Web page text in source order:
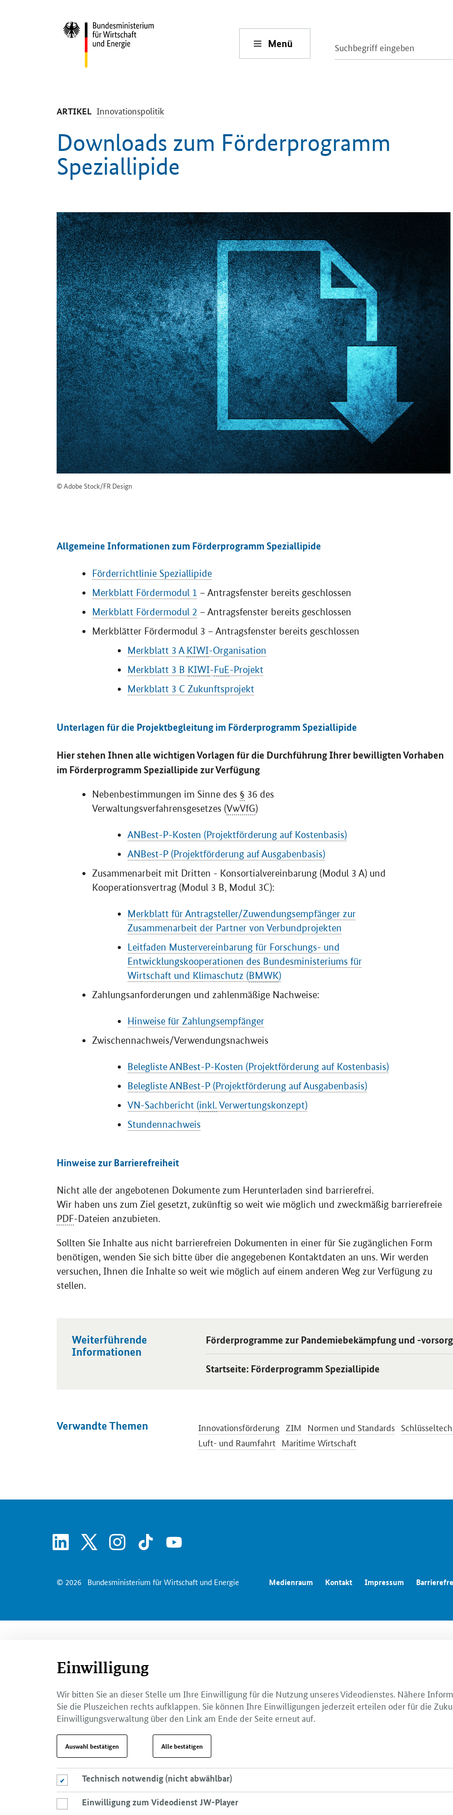
Menü
ARTIKEL -
Innovationspolitik
Downloads zum Förderprogramm
Speziallipide
© Adobe Stock/FR Design
Allgemeine Informationen zum Förderprogramm Speziallipide
Förderrichtlinie Speziallipide
Merkblatt Fördermodul 1 – Antragsfenster bereits geschlossen
Merkblatt Fördermodul 2 – Antragsfenster bereits geschlossen
Merkblätter Fördermodul 3 – Antragsfenster bereits geschlossen
Merkblatt 3 A KIWI-Organisation
Merkblatt 3 B KIWI-FuE-Projekt
Merkblatt 3 C Zukunftsprojekt
Unterlagen für die Projektbegleitung im Förderprogramm Speziallipide
Hier stehen Ihnen alle wichtigen Vorlagen für die Durchführung Ihrer bewilligten Vorhaben
im Förderprogramm Speziallipide zur Verfügung
Nebenbestimmungen im Sinne des § 36 des
Verwaltungsverfahrensgesetzes (VwVfG)
ANBest-P-Kosten (Projektförderung auf Kostenbasis)
ANBest-P (Projektförderung auf Ausgabenbasis)
Zusammenarbeit mit Dritten - Konsortialvereinbarung (Modul 3 A) und
Kooperationsvertrag (Modul 3 B, Modul 3C):
Merkblatt für Antragsteller/Zuwendungsempfänger zur
Zusammenarbeit der Partner von Verbundprojekten
Leitfaden Mustervereinbarung für Forschungs- und
Entwicklungskooperationen des Bundesministeriums für
Wirtschaft und Klimaschutz (BMWK)
Zahlungsanforderungen und zahlenmäßige Nachweise:
Hinweise für Zahlungsempfänger
Zwischennachweis/Verwendungsnachweis
Belegliste ANBest-P-Kosten (Projektförderung auf Kostenbasis)
Belegliste ANBest-P (Projektförderung auf Ausgabenbasis)
VN-Sachbericht (inkl.Verwertungskonzept)
Stundennachweis
Hinweise zur Barrierefreiheit
Nicht alle der angebotenen Dokumente zum Herunterladen sind barrierefrei.
Wir haben uns zum Ziel gesetzt, zukünftig so weit wie möglich und zweckmäßig barrierefreie
PDF-Dateien anzubieten.
Sollten Sie Inhalte aus nicht barrierefreien Dokumenten in einer für Sie zugänglichen Form
benötigen, wenden Sie sich bitte über die angegebenen Kontaktdaten an uns. Wir werden
versuchen, Ihnen die Inhalte so weit wie möglich auf einem anderen Weg zur Verfügung zu
stellen.
Weiterführende
Informationen
Förderprogramme zur Pandemiebekämpfung und -
Öffnet Einzelsicht
Startseite: Förderprogramm Speziallipide
Öffnet Einzelsicht
Verwandte Themen Innovationsförderung ZIM Normen und Standards
Luft- und Raumfahrt Maritime Wirtschaft
linkedin instagram tiktok youtube
© 2026 Bundesministerium für Wirtschaft und Energie Medienraum Kontakt Impressum
Einwilligung
Wir bitten Sie an dieser Stelle um Ihre Einwilligung für die Nutzung unseres Videodienstes. Nähere
Sie die Pluszeichen rechts aufklappen. Sie können Ihre Einwilligungen jederzeit erteilen oder für die
Einwilligungsverwaltung über den Link am Ende der Seite erneut auf.
Auswahl bestätigen Alle bestätigen
Technisch notwendig (nicht abwählbar)
Technisch notwendig (nicht abwählbar)
Einwilligung zum Videodienst JW-Player
Einwilligung zum Videodienst JW-Player